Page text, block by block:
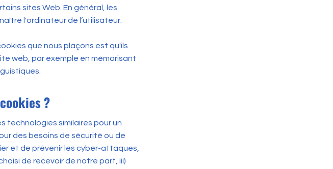
sites Web. En général, les
l'ordinateur de l’utilisateur.
que nous plaçons est qu'ils
web, par exemple en mémorisant
?
technologies similaires pour un
des besoins de sécurité ou de
et de prévenir les cyber-attaques,
de recevoir de notre part, iii)